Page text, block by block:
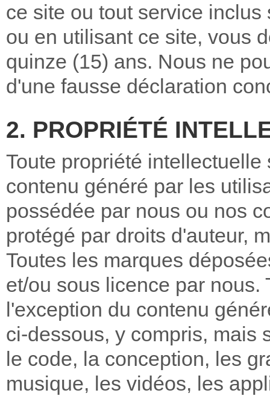
ce site ou tout service
ou en utilisant ce site, vous
quinze (15) ans. Nous ne
d'une fausse déclaration
2. PROPRIÉTÉ
Toute propriété
contenu généré par les
possédée par nous ou nos
protégé par droits d'auteur,
Toutes les marques
et/ou sous licence par nous.
l'exception du contenu
ci-dessous, y compris, mais
le code, la conception, les
musique, les vidéos, les